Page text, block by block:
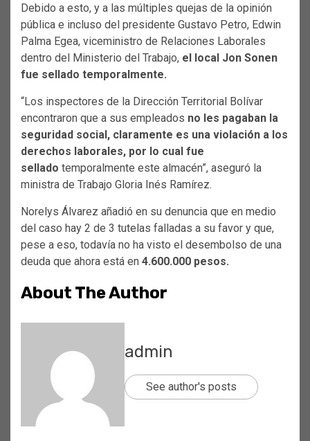
Debido a esto, y a las múltiples quejas de la opinión
pública e incluso del presidente Gustavo Petro, Edwin
Palma Egea, viceministro de Relaciones Laborales
dentro del Ministerio del Trabajo, el local Jon Sonen
fue sellado temporalmente.
“Los inspectores de la Dirección Territorial Bolívar
encontraron que a sus empleados no les pagaban la
seguridad social, claramente es una violación a los
derechos laborales, por lo cual fue
sellado temporalmente este almacén”, aseguró la
ministra de Trabajo Gloria Inés Ramírez.
Norelys Álvarez añadió en su denuncia que en medio
del caso hay 2 de 3 tutelas falladas a su favor y que,
pese a eso, todavía no ha visto el desembolso de una
deuda que ahora está en 4.600.000 pesos.
About The Author
admin
See author's posts